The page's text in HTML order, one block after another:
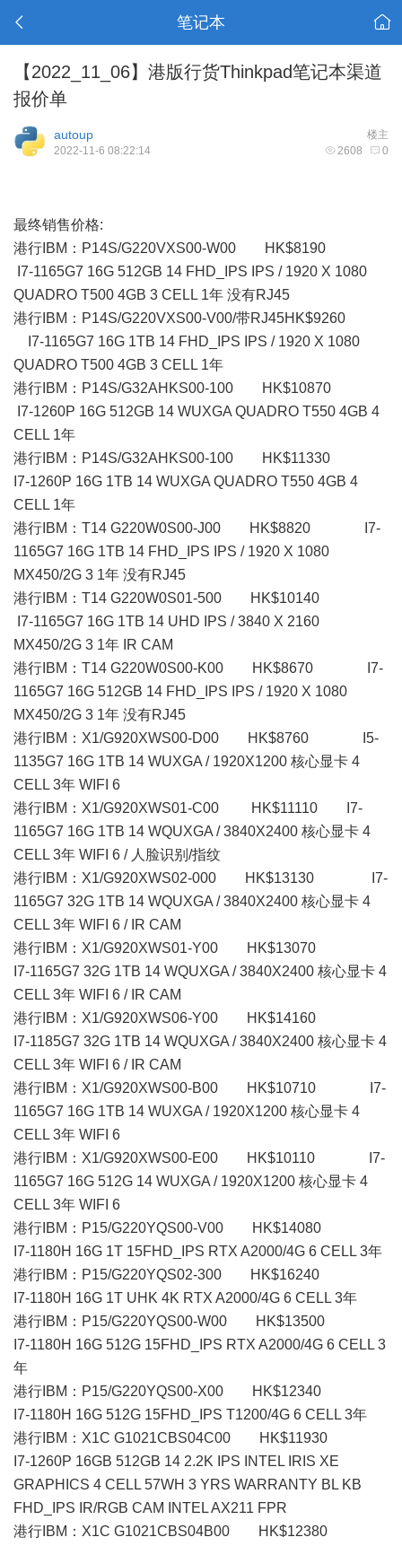
笔记本
【2022_11_06】港版行货Thinkpad笔记本渠道
报价单
楼主
autoup
2608 0
2022-11-6 08:22:14
最终销售价格:
港行IBM：P14S/G220VXS00-W00 HK$8190
I7-1165G7 16G 512GB 14 FHD_IPS IPS / 1920 X 1080
QUADRO T500 4GB 3 CELL 1年 没有RJ45
港行IBM：P14S/G220VXS00-V00/带RJ45HK$9260
I7-1165G7 16G 1TB 14 FHD_IPS IPS / 1920 X 1080
QUADRO T500 4GB 3 CELL 1年
港行IBM：P14S/G32AHKS00-100 HK$10870
I7-1260P 16G 512GB 14 WUXGA QUADRO T550 4GB 4
CELL 1年
港行IBM：P14S/G32AHKS00-100 HK$11330
I7-1260P 16G 1TB 14 WUXGA QUADRO T550 4GB 4
CELL 1年
港行IBM：T14 G220W0S00-J00 HK$8820 I7-
1165G7 16G 1TB 14 FHD_IPS IPS / 1920 X 1080
MX450/2G 3 1年 没有RJ45
港行IBM：T14 G220W0S01-500 HK$10140
I7-1165G7 16G 1TB 14 UHD IPS / 3840 X 2160
MX450/2G 3 1年 IR CAM
港行IBM：T14 G220W0S00-K00 HK$8670 I7-
1165G7 16G 512GB 14 FHD_IPS IPS / 1920 X 1080
MX450/2G 3 1年 没有RJ45
港行IBM：X1/G920XWS00-D00 HK$8760 I5-
1135G7 16G 1TB 14 WUXGA / 1920X1200 核心显卡 4
CELL 3年 WIFI 6
港行IBM：X1/G920XWS01-C00 HK$11110 I7-
1165G7 16G 1TB 14 WQUXGA / 3840X2400 核心显卡 4
CELL 3年 WIFI 6 / 人脸识别/指纹
港行IBM：X1/G920XWS02-000 HK$13130 I7-
1165G7 32G 1TB 14 WQUXGA / 3840X2400 核心显卡 4
CELL 3年 WIFI 6 / IR CAM
港行IBM：X1/G920XWS01-Y00 HK$13070
I7-1165G7 32G 1TB 14 WQUXGA / 3840X2400 核心显卡 4
CELL 3年 WIFI 6 / IR CAM
港行IBM：X1/G920XWS06-Y00 HK$14160
I7-1185G7 32G 1TB 14 WQUXGA / 3840X2400 核心显卡 4
CELL 3年 WIFI 6 / IR CAM
港行IBM：X1/G920XWS00-B00 HK$10710 I7-
1165G7 16G 1TB 14 WUXGA / 1920X1200 核心显卡 4
CELL 3年 WIFI 6
港行IBM：X1/G920XWS00-E00 HK$10110 I7-
1165G7 16G 512G 14 WUXGA / 1920X1200 核心显卡 4
CELL 3年 WIFI 6
港行IBM：P15/G220YQS00-V00 HK$14080
I7-1180H 16G 1T 15FHD_IPS RTX A2000/4G 6 CELL 3年
港行IBM：P15/G220YQS02-300 HK$16240
I7-1180H 16G 1T UHK 4K RTX A2000/4G 6 CELL 3年
港行IBM：P15/G220YQS00-W00 HK$13500
I7-1180H 16G 512G 15FHD_IPS RTX A2000/4G 6 CELL 3
年
港行IBM：P15/G220YQS00-X00 HK$12340
I7-1180H 16G 512G 15FHD_IPS T1200/4G 6 CELL 3年
港行IBM：X1C G1021CBS04C00 HK$11930
I7-1260P 16GB 512GB 14 2.2K IPS INTEL IRIS XE
GRAPHICS 4 CELL 57WH 3 YRS WARRANTY BL KB
FHD_IPS IR/RGB CAM INTEL AX211 FPR
港行IBM：X1C G1021CBS04B00 HK$12380